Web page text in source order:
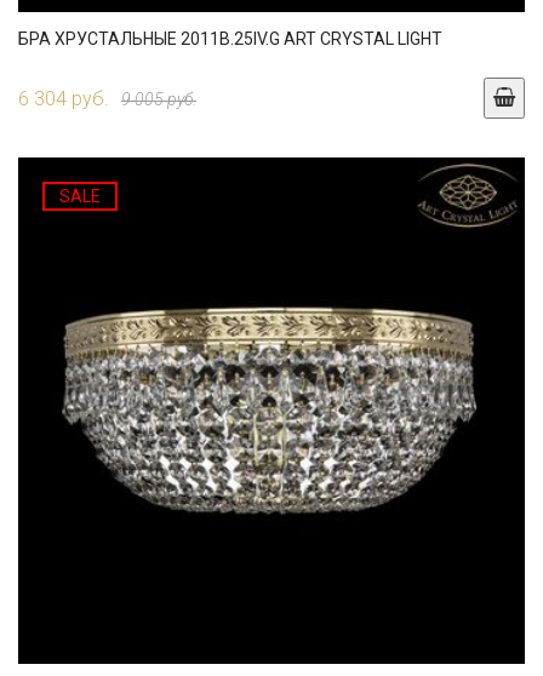
БРА ХРУСТАЛЬНЫЕ 2011B.25IV.G ART CRYSTAL LIGHT
6 304 руб. 9 005 руб.
SALE